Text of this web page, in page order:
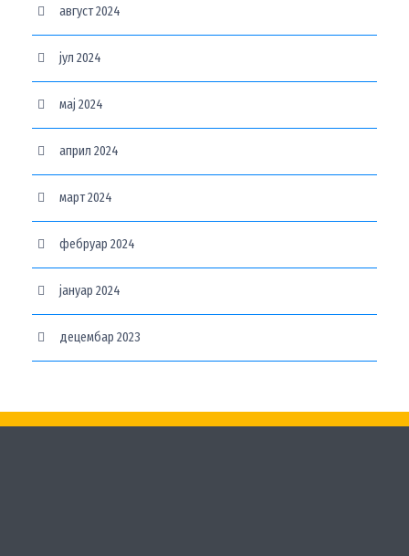
август 2024
јул 2024
мај 2024
април 2024
март 2024
фебруар 2024
јануар 2024
децембар 2023